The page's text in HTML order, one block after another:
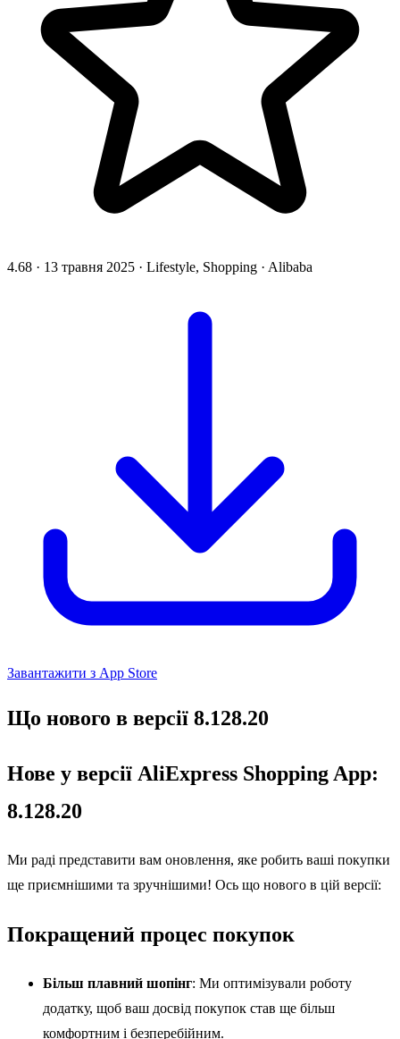
4.68 · 13 травня 2025 · Lifestyle, Shopping · Alibaba
Завантажити з App Store
Що нового в версії 8.128.20
Нове у версії AliExpress Shopping App:
8.128.20
Ми раді представити вам оновлення, яке робить ваші покупки
ще приємнішими та зручнішими! Ось що нового в цій версії:
Покращений процес покупок
Більш плавний шопінг: Ми оптимізували роботу
додатку, щоб ваш досвід покупок став ще більш
комфортним і безперебійним.